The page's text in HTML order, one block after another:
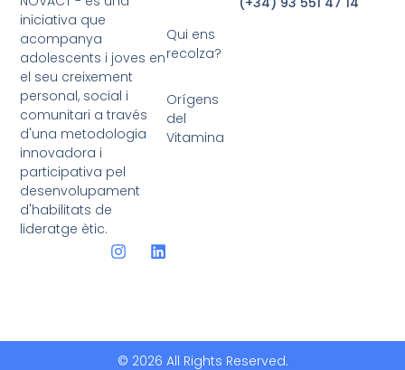
iniciativa que
acompanya
adolescents i joves en
el seu creixement
personal, social i
comunitari a través
d'una metodologia
innovadora i
participativa pel
desenvolupament
d'habilitats de
lideratge ètic.
Qui ens
recolza?
Orígens
del
Vitamina
© 2026 All Rights Reserved.